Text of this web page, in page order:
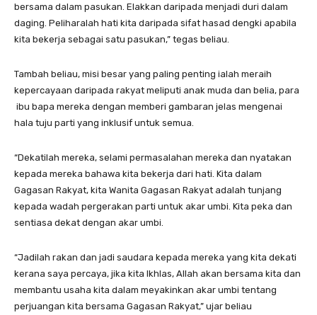
bersama dalam pasukan. Elakkan daripada menjadi duri dalam
daging. Peliharalah hati kita daripada sifat hasad dengki apabila
kita bekerja sebagai satu pasukan,” tegas beliau.
Tambah beliau, misi besar yang paling penting ialah meraih
kepercayaan daripada rakyat meliputi anak muda dan belia, para
ibu bapa mereka dengan memberi gambaran jelas mengenai
hala tuju parti yang inklusif untuk semua.
“Dekatilah mereka, selami permasalahan mereka dan nyatakan
kepada mereka bahawa kita bekerja dari hati. Kita dalam
Gagasan Rakyat, kita Wanita Gagasan Rakyat adalah tunjang
kepada wadah pergerakan parti untuk akar umbi. Kita peka dan
sentiasa dekat dengan akar umbi.
“Jadilah rakan dan jadi saudara kepada mereka yang kita dekati
kerana saya percaya, jika kita Ikhlas, Allah akan bersama kita dan
membantu usaha kita dalam meyakinkan akar umbi tentang
perjuangan kita bersama Gagasan Rakyat,” ujar beliau